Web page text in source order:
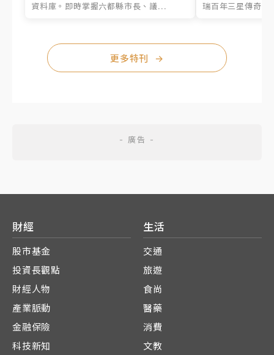
資料庫。即時掌握六都縣市長、議...
瑞百年三星傳奇、
更多特刊 →
財經
股市基金
投資長觀點
財經人物
產業脈動
金融保險
科技新知
生活
交通
旅遊
食尚
醫藥
消費
文教